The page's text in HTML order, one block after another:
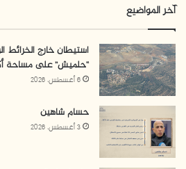
آخر المواضيع
استيطان خارج
“حلميش” على مساحة أكبر من
6 أغسطس، 2026
حسام شاهين
3 أغسطس، 2026